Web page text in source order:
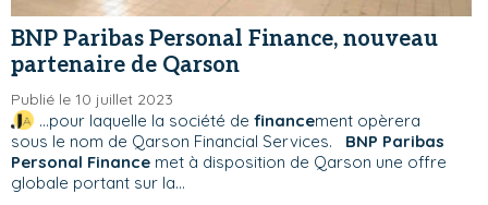
BNP Paribas Personal Finance, nouveau
partenaire de Qarson
Publié le 10 juillet 2023
...pour laquelle la société de financement opèrera
sous le nom de Qarson Financial Services. BNP Paribas
Personal Finance met à disposition de Qarson une offre
globale portant sur la...